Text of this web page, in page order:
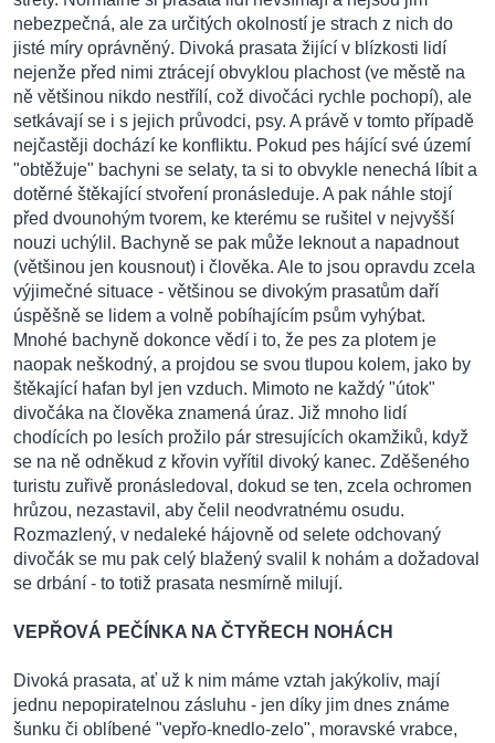
nebezpečná, ale za určitých okolností je strach z nich do
jisté míry oprávněný. Divoká prasata žijící v blízkosti lidí
nejenže před nimi ztrácejí obvyklou plachost (ve městě na
ně většinou nikdo nestřílí, což divočáci rychle pochopí), ale
setkávají se i s jejich průvodci, psy. A právě v tomto případě
nejčastěji dochází ke konfliktu. Pokud pes hájící své území
"obtěžuje" bachyni se selaty, ta si to obvykle nenechá líbit a
dotěrné štěkající stvoření pronásleduje. A pak náhle stojí
před dvounohým tvorem, ke kterému se rušitel v nejvyšší
nouzi uchýlil. Bachyně se pak může leknout a napadnout
(většinou jen kousnout) i člověka. Ale to jsou opravdu zcela
výjimečné situace - většinou se divokým prasatům daří
úspěšně se lidem a volně pobíhajícím psům vyhýbat.
Mnohé bachyně dokonce vědí i to, že pes za plotem je
naopak neškodný, a projdou se svou tlupou kolem, jako by
štěkající hafan byl jen vzduch. Mimoto ne každý "útok"
divočáka na člověka znamená úraz. Již mnoho lidí
chodících po lesích prožilo pár stresujících okamžiků, když
se na ně odněkud z křovin vyřítil divoký kanec. Zděšeného
turistu zuřivě pronásledoval, dokud se ten, zcela ochromen
hrůzou, nezastavil, aby čelil neodvratnému osudu.
Rozmazlený, v nedaleké hájovně od selete odchovaný
divočák se mu pak celý blažený svalil k nohám a dožadoval
se drbání - to totiž prasata nesmírně milují.
VEPŘOVÁ PEČÍNKA NA ČTYŘECH NOHÁCH
Divoká prasata, ať už k nim máme vztah jakýkoliv, mají
jednu nepopiratelnou zásluhu - jen díky jim dnes známe
šunku či oblíbené "vepřo-knedlo-zelo", moravské vrabce,